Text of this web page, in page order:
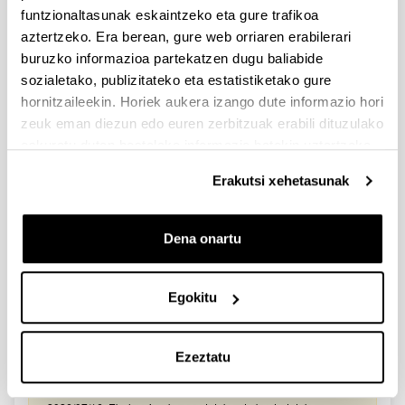
funtzionaltasunak eskaintzeko eta gure trafikoa
aztertzeko. Era berean, gure web orriaren erabilerari
buruzko informazioa partekatzen dugu baliabide
sozialetako, publizitateko eta estatistiketako gure
hornitzaileekin. Horiek aukera izango dute informazio hori
zeuk eman diezun edo euren zerbitzuak erabili dituzulako
Erakutsi xehetasunak
Dena onartu
Egokitu
Ezeztatu
2026/03/25. Onartutako eta baztertutako eskabideen behin-
behineko zerrendako akatsen zuzenketa - 2026/03/23-
Onartuak izan diren eta akatsen bat zuzendu behar duten
eskaeren behin-behineko zerrenda. Alegazioak aurkezteko
epea: 2026/03/24tik 2026/04/09rarte. (biak barne)
Zientzia, Teknologia eta Berrikuntza arloetako kultura
sustatzeko laguntzen deialdia (FECYT) 2026
Aurkezteko epea zabalik: 2026/07/01 - 2026/09/16 13:00
Dokumentazioa bidaltzeko barne-epea: bakarkako
2026/09/11
PROGRAMME 2027
IKERTZAILE DOKTOREAK UPV/EHUn KONTRATATZEKO
DEIALDIA (2026)
Izapide irekia (Eskaerak aurkezteko epea: 2026/06/03 - 2026/06/25
23:59)